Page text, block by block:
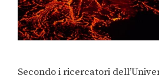
Secondo i ricercatori